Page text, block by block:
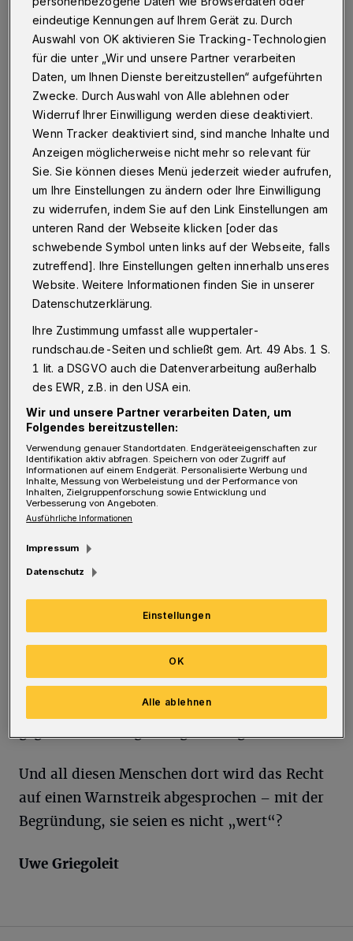
Betr.: Leserbrief „Kein Verständnis für Ver.di“
05.10.2020 , 15:42 Uhr Eine Minute Lesezeit
S chämt sich der Autor dieses Leserbriefes
nicht, Mitarbeiter einzelner
Dienstleistungssektoren über einen Kamm zu
scheren?
Sind die Mitarbeiter des
Straßenverkehrsamtes verantwortlich, wenn
die politischen Mandatsträger es versäumen,
genügend Personal zur Verfügung zu stellen?
Die Mitarbeiter des ÖPNV sind jeden Tag für
die Sicherheit tausender Schüler
verantwortlich, um nur ein Beispiel zu
nennen. Sie setzen täglich ihre Gesundheit
Die Mitarbeiter des Ordnungsamtes sind
gerade in Corona-Zeiten überlastet. Hat der
Verfasser eine Ahnung, wie viele Verstöße
Und all diesen Menschen dort wird das Recht
auf einen Warnstreik abgesprochen – mit der
Begründung, sie seien es nicht „wert“?
Uwe Griegoleit
eindeutige Kennungen auf Ihrem Gerät zu. Durch
Auswahl von OK aktivieren Sie Tracking-Technologien
für die unter „Wir und unsere Partner verarbeiten
Daten, um Ihnen Dienste bereitzustellen“ aufgeführten
Zwecke. Durch Auswahl von Alle ablehnen oder
Widerruf Ihrer Einwilligung werden diese deaktiviert.
Wenn Tracker deaktiviert sind, sind manche Inhalte und
Anzeigen möglicherweise nicht mehr so relevant für
Sie. Sie können dieses Menü jederzeit wieder aufrufen,
um Ihre Einstellungen zu ändern oder Ihre Einwilligung
zu widerrufen, indem Sie auf den Link Einstellungen am
unteren Rand der Webseite klicken [oder das
schwebende Symbol unten links auf der Webseite, falls
zutreffend]. Ihre Einstellungen gelten innerhalb unseres
Website. Weitere Informationen finden Sie in unserer
Datenschutzerklärung.
Ihre Zustimmung umfasst alle wuppertaler-
rundschau.de-Seiten und schließt gem. Art. 49 Abs. 1 S.
1 lit. a DSGVO auch die Datenverarbeitung außerhalb
des EWR, z.B. in den USA ein.
Wir und unsere Partner verarbeiten Daten, um
Folgendes bereitzustellen:
Verwendung genauer Standortdaten. Endgeräteeigenschaften zur
Identifikation aktiv abfragen. Speichern von oder Zugriff auf
Informationen auf einem Endgerät. Personalisierte Werbung und
Inhalte, Messung von Werbeleistung und der Performance von
Inhalten, Zielgruppenforschung sowie Entwicklung und
Verbesserung von Angeboten.
Ausführliche Informationen
Impressum
Datenschutz
Einstellungen
Alle ablehnen
OK